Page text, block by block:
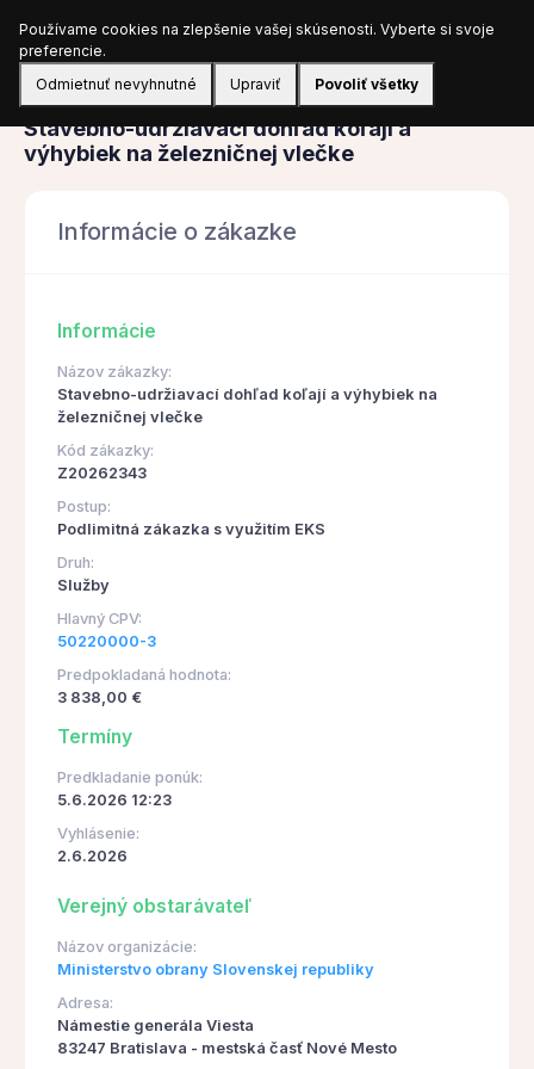
Prihlásiť sa
Obstarávanie
Stavebno-udržiavací dohľad koľají a
výhybiek na železničnej vlečke
Informácie o zákazke
Informácie
Názov zákazky:
Stavebno-udržiavací dohľad koľají a výhybiek na
železničnej vlečke
Kód zákazky:
Z20262343
Postup:
Podlimitná zákazka s využitím EKS
Druh:
Služby
Hlavný CPV:
50220000-3
Predpokladaná hodnota:
3 838,00 €
Termíny
Predkladanie ponúk:
5.6.2026 12:23
Vyhlásenie:
2.6.2026
Verejný obstarávateľ
Názov organizácie:
Ministerstvo obrany Slovenskej republiky
Adresa:
Námestie generála Viesta
83247 Bratislava - mestská časť Nové Mesto
Používame cookies na zlepšenie vašej skúsenosti. Vyberte si svoje
preferencie.
Odmietnuť nevyhnutné
Upraviť Povoliť všetky